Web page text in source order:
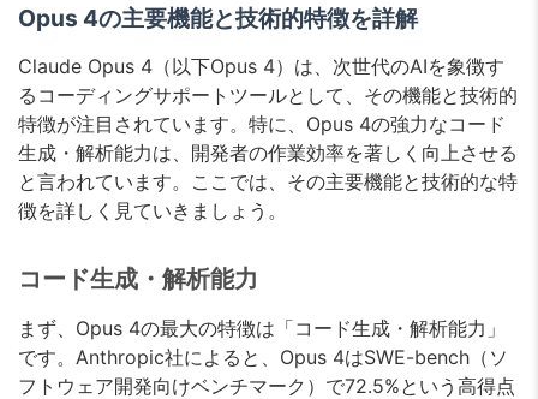
Opus 4の主要機能と技術的特徴を詳解
Claude Opus 4（以下Opus 4）は、次世代のAIを象徴す
るコーディングサポートツールとして、その機能と技術的
特徴が注目されています。特に、Opus 4の強力なコード
生成・解析能力は、開発者の作業効率を著しく向上させる
と言われています。ここでは、その主要機能と技術的な特
徴を詳しく見ていきましょう。
コード生成・解析能力
まず、Opus 4の最大の特徴は「コード生成・解析能力」
です。Anthropic社によると、Opus 4はSWE-bench（ソ
フトウェア開発向けベンチマーク）で72.5%という高得点